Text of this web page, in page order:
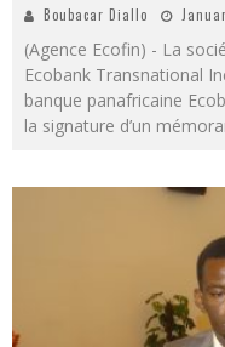
Boubacar Diallo
(Agence Ecofin) - La
Ecobank Transnational
banque panafricaine
la signature d’un